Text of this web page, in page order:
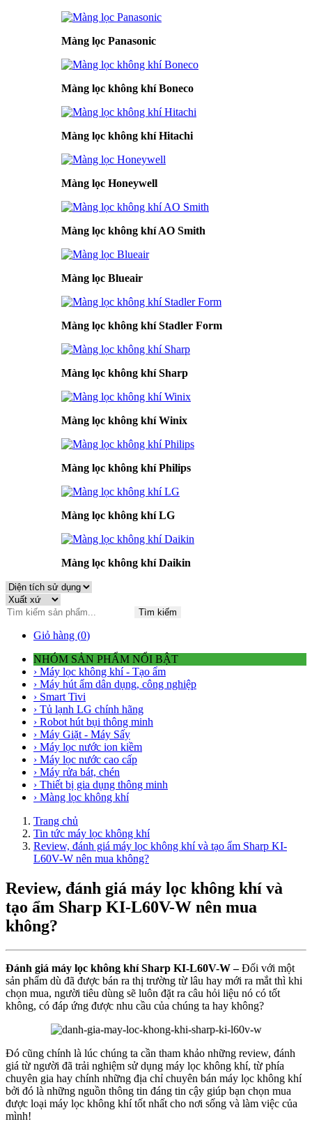
Màng lọc Panasonic
Màng lọc không khí Boneco
Màng lọc không khí Hitachi
Màng lọc Honeywell
Màng lọc không khí AO Smith
Màng lọc Blueair
Màng lọc không khí Stadler Form
Màng lọc không khí Sharp
Màng lọc không khí Winix
Màng lọc không khí Philips
Màng lọc không khí LG
Màng lọc không khí Daikin
Tìm kiếm
Giỏ hàng (0)
NHÓM SẢN PHẨM NỔI BẬT
› Máy lọc không khí - Tạo ẩm
› Máy hút ẩm dân dụng, công nghiệp
› Smart Tivi
› Tủ lạnh LG chính hãng
› Robot hút bụi thông minh
› Máy Giặt - Máy Sấy
› Máy lọc nước ion kiềm
› Máy lọc nước cao cấp
› Máy rửa bát, chén
› Thiết bị gia dụng thông minh
› Màng lọc không khí
Trang chủ
Tin tức máy lọc không khí
Review, đánh giá máy lọc không khí và tạo ẩm Sharp KI-
L60V-W nên mua không?
Review, đánh giá máy lọc không khí và
tạo ẩm Sharp KI-L60V-W nên mua
không?
Đánh giá máy lọc không khí Sharp KI-L60V-W –Đối với một
sản phẩm dù đã được bán ra thị trường từ lâu hay mới ra mắt thì khi
chọn mua, người tiêu dùng sẽ luôn đặt ra câu hỏi liệu nó có tốt
không, có đáp ứng được nhu cầu của chúng ta hay không?
Đó cũng chính là lúc chúng ta cần tham khảo những review, đánh
giá từ người đã trải nghiệm sử dụng máy lọc không khí, từ phía
chuyên gia hay chính những địa chỉ chuyên bán máy lọc không khí
bởi đó là những nguồn thông tin đáng tin cậy giúp bạn chọn mua
được loại máy lọc không khí tốt nhất cho nơi sống và làm việc của
mình!